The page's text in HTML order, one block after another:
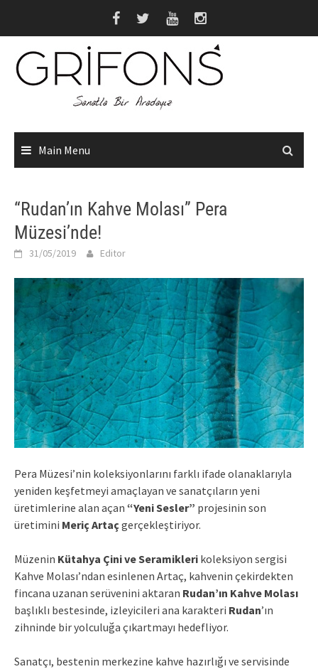
Main Menu
“Rudan’ın Kahve Molası” Pera
Müzesi’nde!
31/05/2019 Editor
Pera Müzesi’nin koleksiyonlarını farklı ifade olanaklarıyla
yeniden keşfetmeyi amaçlayan ve sanatçıların yeni
üretimlerine alan açan “Yeni Sesler” projesinin son
üretimini Meriç Artaç gerçekleştiriyor.
Müzenin Kütahya Çini ve Seramikleri koleksiyon sergisi
Kahve Molası’ndan esinlenen Artaç, kahvenin çekirdekten
fincana uzanan serüvenini aktaran Rudan’ın Kahve Molası
başlıklı bestesinde, izleyicileri ana karakteri Rudan’ın
zihninde bir yolculuğa çıkartmayı hedefliyor.
Sanatçı, bestenin merkezine kahve hazırlığı ve servisinde